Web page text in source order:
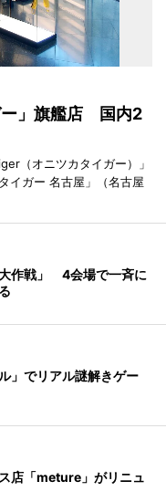
ー」旗艦店 国内2
（オニツカタイガー）」
イガー 名古屋」（名古屋
作戦」 4会場で一斉に
」でリアル謎解きゲー
店「meture」がリニュ